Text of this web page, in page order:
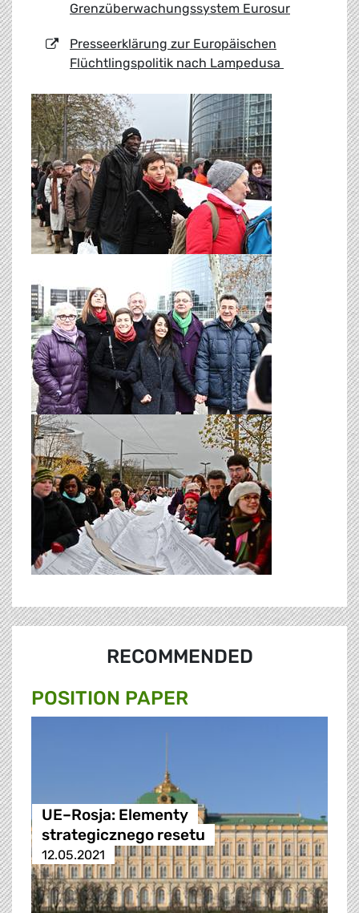
Grenzüberwachungssystem Eurosur
Presseerklärung zur Europäischen
Flüchtlingspolitik nach Lampedusa
RECOMMENDED
POSITION PAPER
UE–Rosja: Elementy
strategicznego resetu
12.05.2021